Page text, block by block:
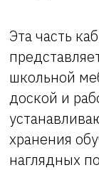
Эта часть
школьной
доской и
хранения
наглядных